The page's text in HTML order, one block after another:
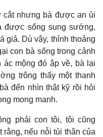
cắt nhưng bà được an ủi
được sống sung sướng,
giả. Dù vậy, thỉnh thoảng
con bà sống trong cảnh
mộng đó ập về, bà lại
trông thấy một thanh
đến nhìn thật kỹ rồi hỏi
mong manh.
phải con tôi, tôi cũng
rằng, nếu nỗi tủi thân của